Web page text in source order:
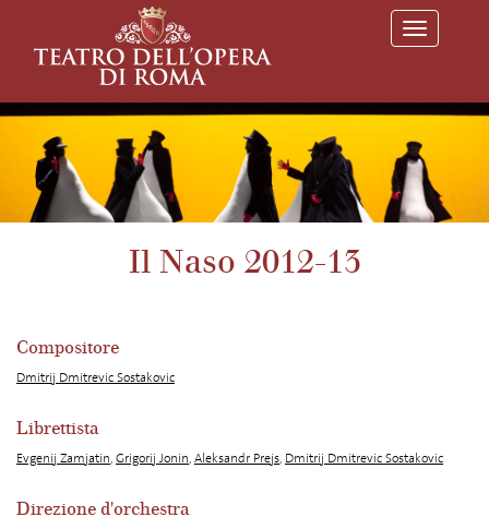
T
o
l
n
a
v
g
Il Naso 2012-13
Compositore
Dmitrij Dmitrevic Sostakovic
Librettista
Evgenij Zamjatin,Grigorij Jonin,Aleksandr Prejs, Dmitrij Dmitrevic Sostakovic
Direzione d'orchestra